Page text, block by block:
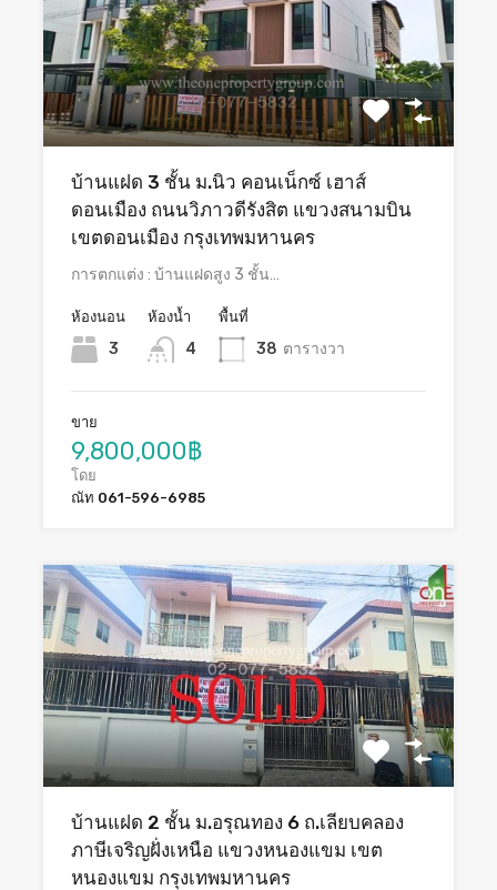
บ้านแฝด 3 ชั้น ม.นิว คอนเน็กซ์ เฮาส์
ดอนเมือง ถนนวิภาวดีรังสิต แขวงสนามบิน
เขตดอนเมือง กรุงเทพมหานคร
การตกแต่ง : บ้านแฝดสูง 3 ชั้น…
ห้องนอน
3
ห้องน้ำ
4
พื้นที่
38 ตารางวา
ขาย
9,800,000฿
โดย
ณัท 061-596-6985
บ้านแฝด 2 ชั้น ม.อรุณทอง 6 ถ.เลียบคลอง
ภาษีเจริญฝั่งเหนือ แขวงหนองแขม เขต
หนองแขม กรุงเทพมหานคร